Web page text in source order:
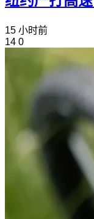
15 小时前
14 0